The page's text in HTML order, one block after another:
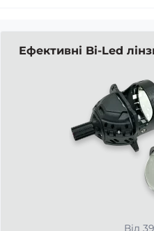
Ефективні Bi-Led
Від